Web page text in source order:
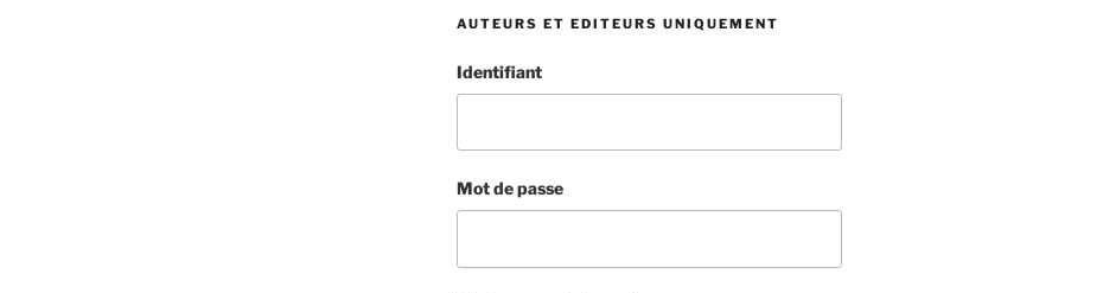
AUTEURS ET EDITEURS UNIQUEMENT
Identifiant
Mot de passe